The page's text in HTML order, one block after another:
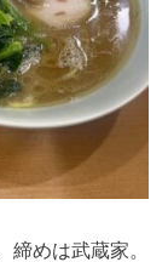
めは武蔵家。